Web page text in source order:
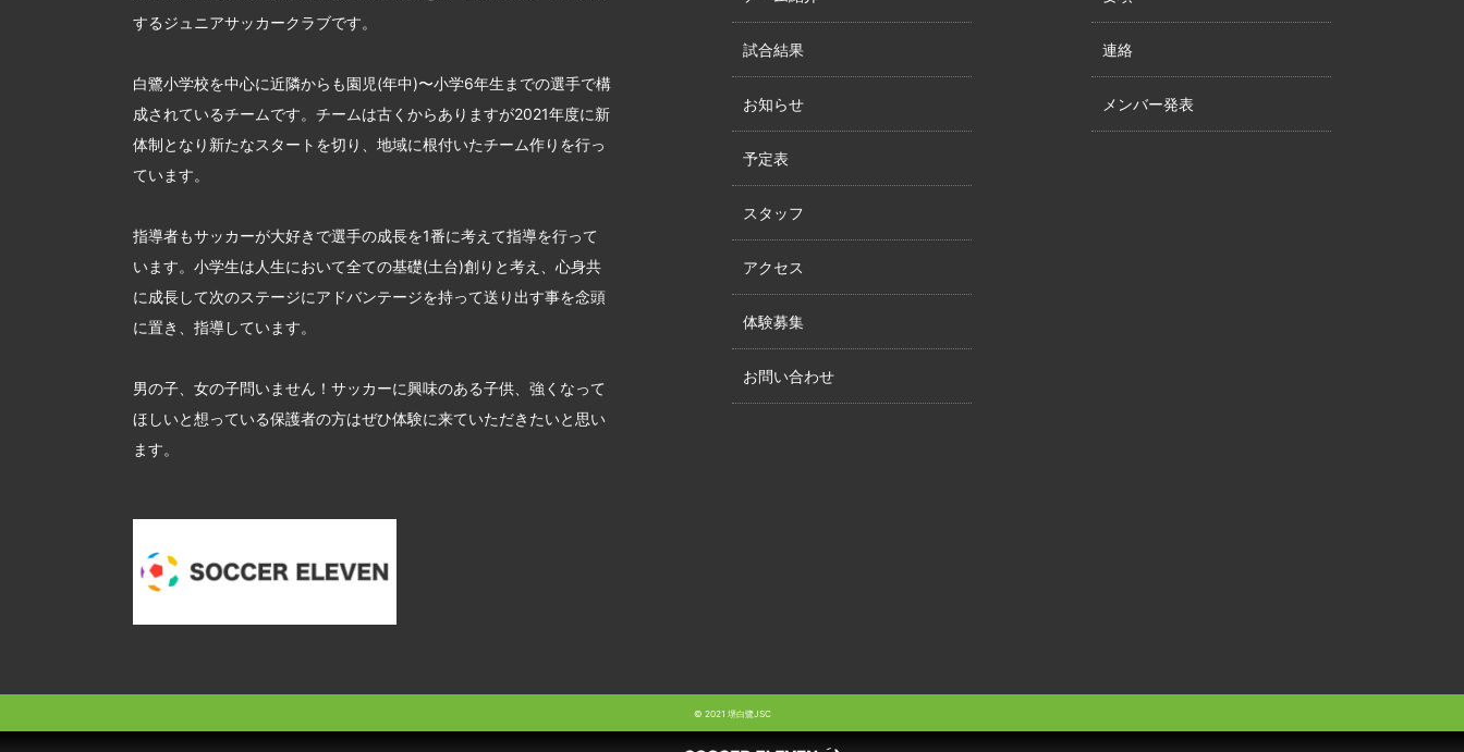
するジュニアサッカークラブです。
白鷺小学校を中心に近隣からも園児(年中)〜小学6年生までの選手で構
成されているチームです。チームは古くからありますが2021年度に新
体制となり新たなスタートを切り、地域に根付いたチーム作りを行っ
ています。
指導者もサッカーが大好きで選手の成長を1番に考えて指導を行って
います。小学生は人生において全ての基礎(土台)創りと考え、心身共
に成長して次のステージにアドバンテージを持って送り出す事を念頭
に置き、指導しています。
男の子、女の子問いません！サッカーに興味のある子供、強くなって
ほしいと想っている保護者の方はぜひ体験に来ていただきたいと思い
ます。
試合結果
お知らせ
予定表
スタッフ
アクセス
体験募集
お問い合わせ
連絡
メンバー発表
© 2021 堺白鷺JSC